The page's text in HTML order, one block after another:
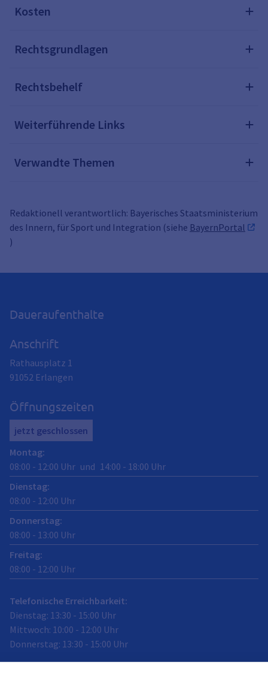
Kosten
Rechtsgrundlagen
Rechtsbehelf
Weiterführende Links
Verwandte Themen
Redaktionell verantwortlich: Bayerisches Staatsministerium
des Innern, für Sport und Integration (siehe BayernPortal
)
Daueraufenthalte
Anschrift
Rathausplatz 1
91052 Erlangen
Öffnungszeiten
jetzt geschlossen
Montag:
08:00 - 12:00 Uhr und 14:00 - 18:00 Uhr
Dienstag:
08:00 - 12:00 Uhr
Donnerstag:
08:00 - 13:00 Uhr
Freitag:
08:00 - 12:00 Uhr
Telefonische Erreichbarkeit:
Dienstag: 13:30 - 15:00 Uhr
Mittwoch: 10:00 - 12:00 Uhr
Donnerstag: 13:30 - 15:00 Uhr